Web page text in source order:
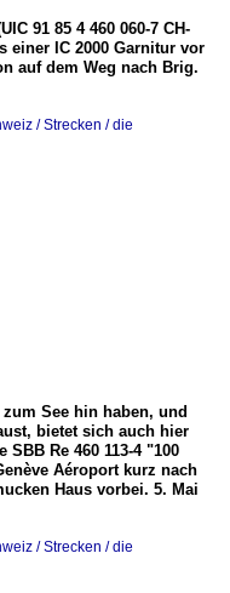
91 85 4 460 060-7 CH-
einer IC 2000 Garnitur vor
auf dem Weg nach Brig.
/ Strecken / die
See hin haben, und
bietet sich auch hier
Re 460 113-4 "100
Aéroport kurz nach
Haus vorbei. 5. Mai
/ Strecken / die